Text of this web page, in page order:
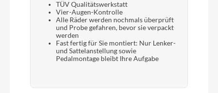
TÜV Qualitätswerkstatt
Vier-Augen-Kontrolle
Alle Räder werden nochmals überprüft
und Probe gefahren, bevor sie verpackt
werden
Fast fertig für Sie montiert: Nur Lenker-
und Sattelanstellung sowie
Pedalmontage bleibt Ihre Aufgabe